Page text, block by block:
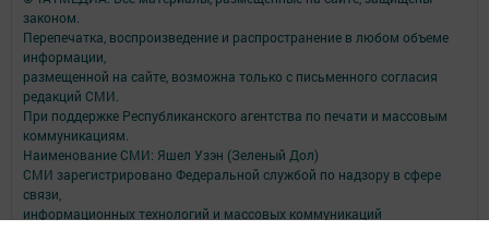
законом.
Перепечатка, воспроизведение и распространение в любом объеме
информации,
размещенной на сайте, возможна только с письменного согласия
редакций СМИ.
При поддержке Республиканского агентства по печати и массовым
коммуникациям.
Наименование СМИ: Яшел Узэн (Зеленый Дол)
СМИ зарегистрировано Федеральной службой по надзору в сфере
связи,
информационных технологий и массовых коммуникаций